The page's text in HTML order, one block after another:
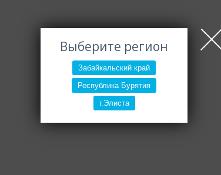
Выберите регион
Забайкальский край
Республика Бурятия
г.Элиста